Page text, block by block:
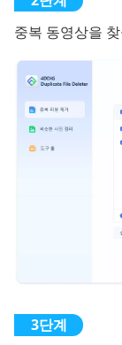
중복 동영상을